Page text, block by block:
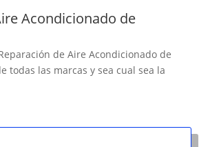
Acondicionado de
de Aire Acondicionado de
todas las marcas y sea cual sea la